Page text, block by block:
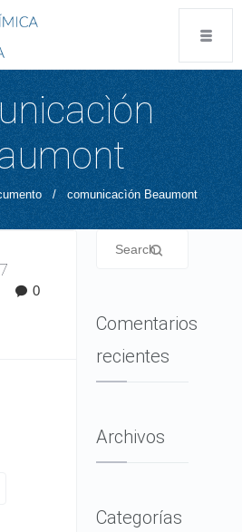
/ comunicacìón Beaumont
0
Comentarios
recientes
Archivos
Categorías